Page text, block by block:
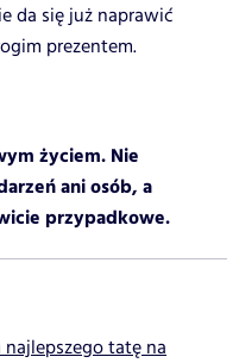
da się już naprawić
prezentem.
życiem. Nie
ani osób, a
przypadkowe.
najlepszego tatę na